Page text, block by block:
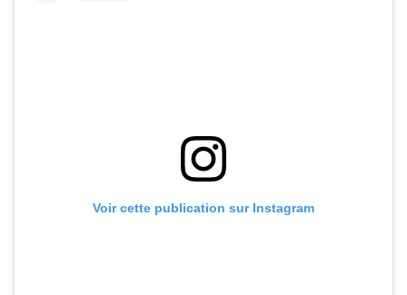
Voir cette publication sur Instagram